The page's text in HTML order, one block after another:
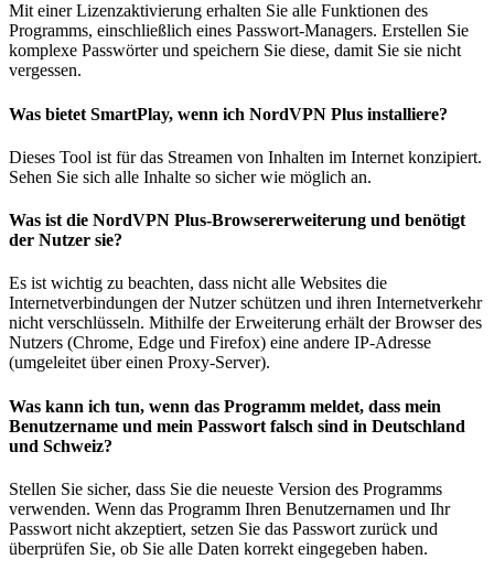
Mit einer Lizenzaktivierung erhalten Sie alle Funktionen des
Programms, einschließlich eines Passwort-Managers. Erstellen Sie
komplexe Passwörter und speichern Sie diese, damit Sie sie nicht
vergessen.
Was bietet SmartPlay, wenn ich NordVPN Plus installiere?
Dieses Tool ist für das Streamen von Inhalten im Internet konzipiert.
Sehen Sie sich alle Inhalte so sicher wie möglich an.
Was ist die NordVPN Plus-Browsererweiterung und benötigt
der Nutzer sie?
Es ist wichtig zu beachten, dass nicht alle Websites die
Internetverbindungen der Nutzer schützen und ihren Internetverkehr
nicht verschlüsseln. Mithilfe der Erweiterung erhält der Browser des
Nutzers (Chrome, Edge und Firefox) eine andere IP-Adresse
(umgeleitet über einen Proxy-Server).
Was kann ich tun, wenn das Programm meldet, dass mein
Benutzername und mein Passwort falsch sind in Deutschland
und Schweiz?
Stellen Sie sicher, dass Sie die neueste Version des Programms
verwenden. Wenn das Programm Ihren Benutzernamen und Ihr
Passwort nicht akzeptiert, setzen Sie das Passwort zurück und
überprüfen Sie, ob Sie alle Daten korrekt eingegeben haben.